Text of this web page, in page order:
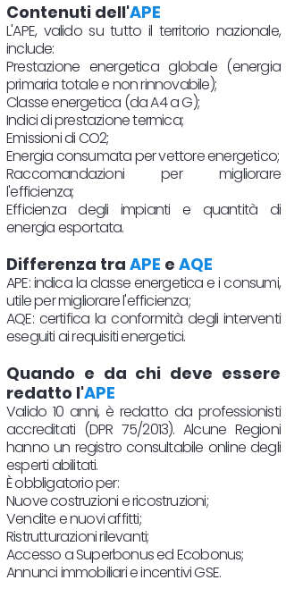
Contenuti dell'APE
L'APE, valido su tutto il territorio nazionale,
include:
Prestazione energetica globale (energia
primaria totale e non rinnovabile);
Classe energetica (da A4 a G);
Indici di prestazione termica;
Emissioni di CO2;
Energia consumata per vettore energetico;
Raccomandazioni per migliorare
l'efficienza;
Efficienza degli impianti e quantità di
energia esportata.
Differenza tra APE e AQE
APE: indica la classe energetica e i consumi,
utile per migliorare l'efficienza;
AQE: certifica la conformità degli interventi
eseguiti ai requisiti energetici.
Quando e da chi deve essere
redatto l'APE
Valido 10 anni, è redatto da professionisti
accreditati (DPR 75/2013). Alcune Regioni
hanno un registro consultabile online degli
esperti abilitati.
È obbligatorio per:
Nuove costruzioni e ricostruzioni;
Vendite e nuovi affitti;
Ristrutturazioni rilevanti;
Accesso a Superbonus ed Ecobonus;
Annunci immobiliari e incentivi GSE.